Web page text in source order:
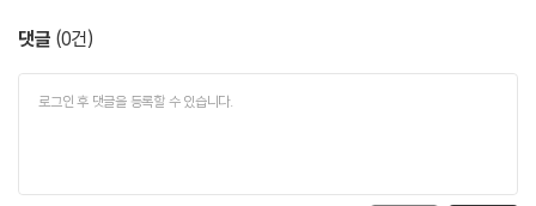
댓글 (0건)